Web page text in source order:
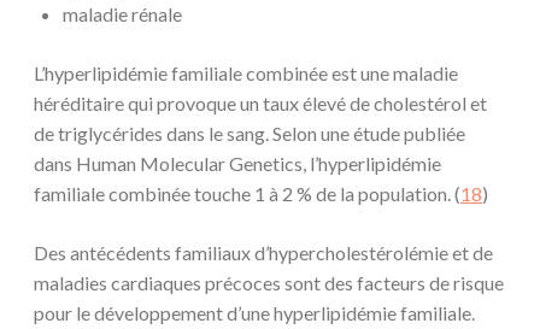
maladie rénale
L’hyperlipidémie familiale combinée est une maladie
héréditaire qui provoque un taux élevé de cholestérol et
de triglycérides dans le sang. Selon une étude publiée
dans Human Molecular Genetics, l’hyperlipidémie
familiale combinée touche 1 à 2 % de la population. (18)
Des antécédents familiaux d’hypercholestérolémie et de
maladies cardiaques précoces sont des facteurs de risque
pour le développement d’une hyperlipidémie familiale.